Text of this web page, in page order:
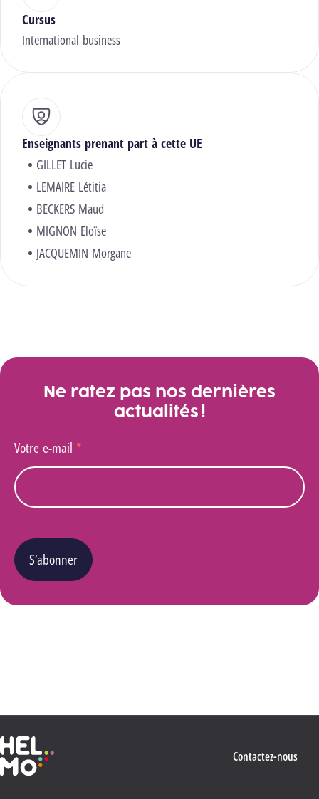
Cursus
International business
Enseignants prenant part à cette UE
GILLET Lucie
LEMAIRE Létitia
BECKERS Maud
MIGNON Eloïse
JACQUEMIN Morgane
Ne ratez pas nos dernières
actualités !
Votre e-mail *
S’abonner
Haute École Libre Mosane
Contactez-nous